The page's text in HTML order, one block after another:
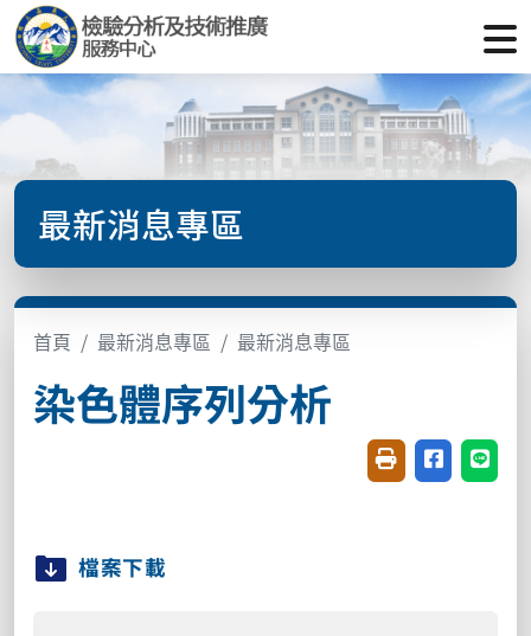
最新消息專區
首頁 最新消息專區 最新消息專區
染色體序列分析
友善列印(開新視
分享至臉書
分享
檔案下載